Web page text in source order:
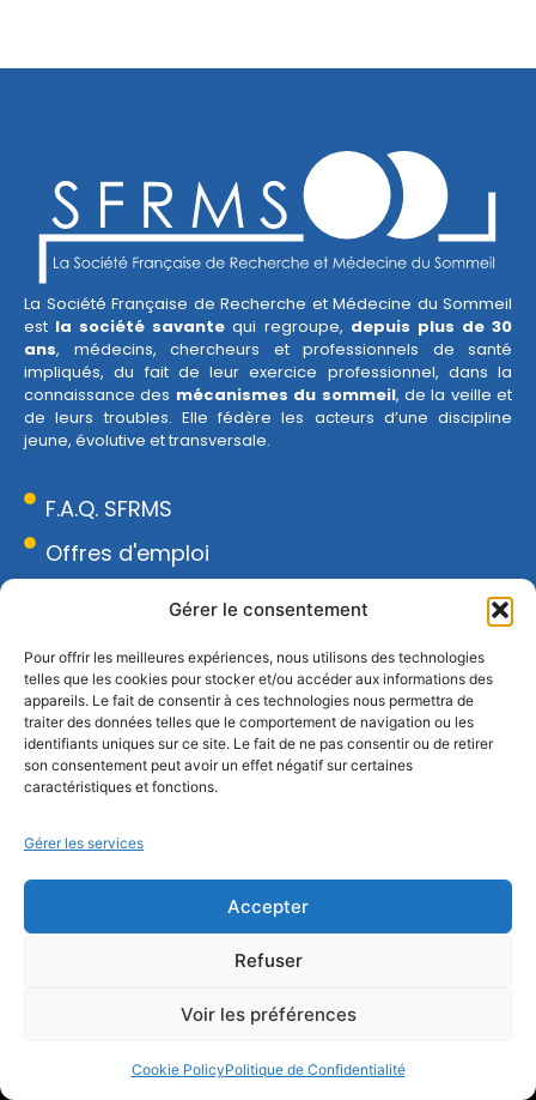
Gérer le consentement
Pour offrir les meilleures expériences, nous utilisons des technologies
telles que les cookies pour stocker et/ou accéder aux informations des
appareils. Le fait de consentir à ces technologies nous permettra de
traiter des données telles que le comportement de navigation ou les
identifiants uniques sur ce site. Le fait de ne pas consentir ou de retirer
son consentement peut avoir un effet négatif sur certaines
caractéristiques et fonctions.
Gérer les services
Accepter
Refuser
Voir les préférences
Cookie PolicyPolitique de Confidentialité
La Société Française de Recherche et Médecine du Sommeil
est la société savante qui regroupe, depuis plus de 30
ans, médecins, chercheurs et professionnels de santé
impliqués, du fait de leur exercice professionnel, dans la
connaissance des mécanismes du sommeil, de la veille et
de leurs troubles. Elle fédère les acteurs d’une discipline
jeune, évolutive et transversale.
F.A.Q. SFRMS
Offres d'emploi
Espace presse
CONTACT
18 rue Armand Moisant, 75015 Paris
01 43 20 67 96
contact@sfrms.org
Achat manuels
Mon espace SFRMS
Mentions légales
Politique de confidentialité